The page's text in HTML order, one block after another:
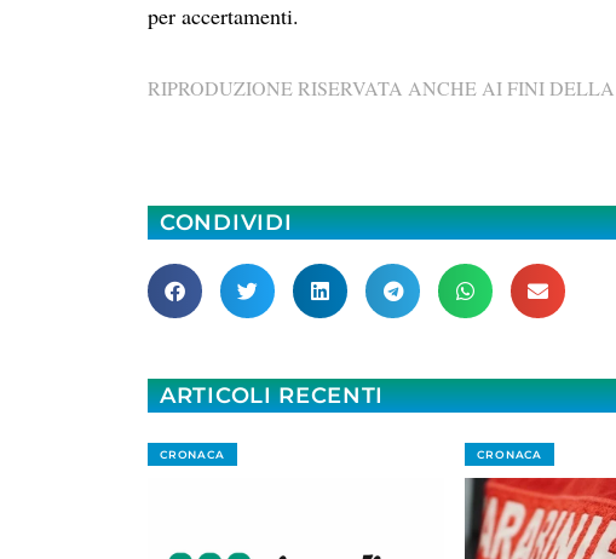
per accertamenti.
RIPRODUZIONE RISERVATA ANCHE AI FINI
CONDIVIDI
ARTICOLI RECENTI
CRONACA CRONACA